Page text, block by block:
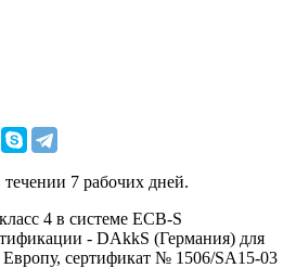
течении 7 рабочих дней.
4 в системе ECB-S
- DAkkS (Германия) для
сертификат № 1506/SA15-03